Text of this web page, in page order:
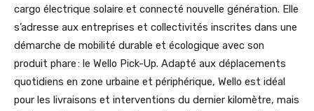
cargo électrique solaire et connecté nouvelle génération. Elle
s’adresse aux entreprises et collectivités inscrites dans une
démarche de mobilité durable et écologique avec son
produit phare : le Wello Pick-Up. Adapté aux déplacements
quotidiens en zone urbaine et périphérique, Wello est idéal
pour les livraisons et interventions du dernier kilomètre, mais